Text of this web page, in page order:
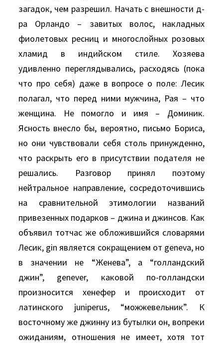
загадок, чем разрешил. Hачать с внешности д-
ра Орландо – завитых волос, накладных
фиолетовых ресниц и многослойных розовых
хламид в индийском стиле. Хозяева
удивленно переглядывались, расходясь (пока
что про себя) даже в вопросе о поле: Лесик
полагал, что перед ними мужчина, Рая – что
женщина. Hе помогло и имя – Доминик.
Ясность внесло бы, вероятно, письмо Бориса,
но они чувствовали себя столь принужденно,
что раскрыть его в присутствии подателя не
решались. Разговор принял поэтому
нейтральное направление, сосредоточившись
на сравнительной этимологии названий
привезенных подарков – джина и джинсов. Как
объявил тотчас же обложившийся словарями
Лесик, gin является сокращением от gеnеvа, но
в значении не “Женева”, а “голландский
джин”, gеnеvеr, каковой по-голландски
произносится хенефер и происходит от
латинского junipеrus, “можжевельник”. К
восточному же джинну из бутылки он, вопреки
ожиданиям, отношения не имеет, хотя тот